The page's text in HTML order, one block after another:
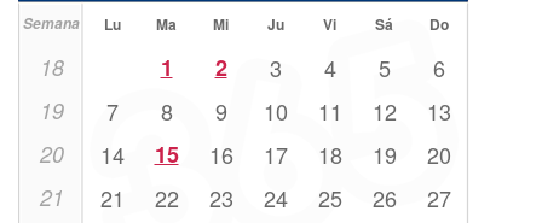
Semana Lu Ma Mi Ju Vi Sá Do
18 1 2 3 4 5 6
19 7 8 9 10 11 12 13
20 14 15 16 17 18 19 20
21 21 22 23 24 25 26 27